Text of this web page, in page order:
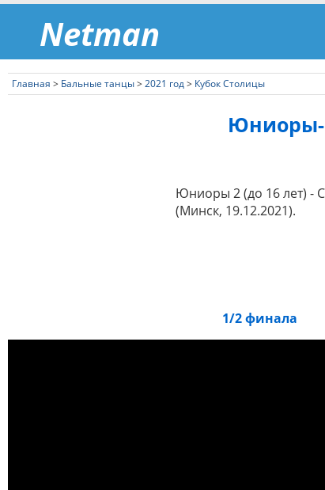
Netman
Главная > Бальные танцы>2021 год> Кубок Столицы
Юниоры-
Юниоры 2 (до 16 лет) -
(Минск, 19.12.2021).
1/2 финала